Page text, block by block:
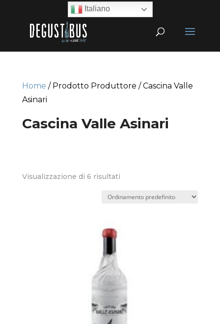
Home / Prodotto Produttore / Cascina Valle
Asinari
Cascina Valle Asinari
Visualizzazione di 6 risultati
Italiano